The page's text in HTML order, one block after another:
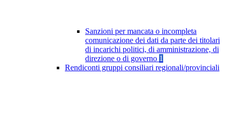
Sanzioni per mancata o incompleta
comunicazione dei dati da parte dei titolari
di incarichi politici, di amministrazione, di
direzione o di governo 1
Rendiconti gruppi consiliari regionali/provinciali